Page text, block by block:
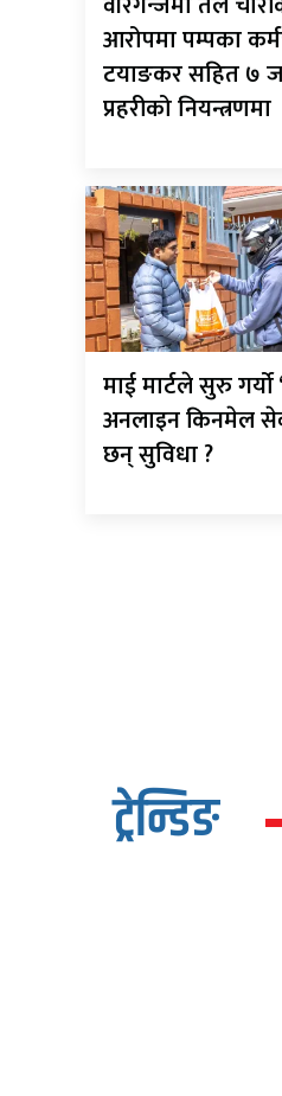
आरोपमा पम्पका
टयाङकर सहित ७
प्रहरीको नियन्त्रणमा
माई मार्टले सुरु गर्यो
अनलाइन किनमेल
छन् सुविधा ?
ट्रेन्डिङ